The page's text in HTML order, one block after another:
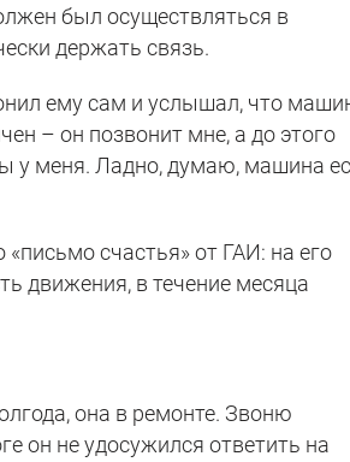
был осуществляться в
держать связь.
ему сам и услышал, что
– он позвонит мне, а до этого
у меня. Ладно, думаю, машина
счастья» от ГАИ: на его
движения, в течение месяца
она в ремонте. Звоню
он не удосужился ответить на